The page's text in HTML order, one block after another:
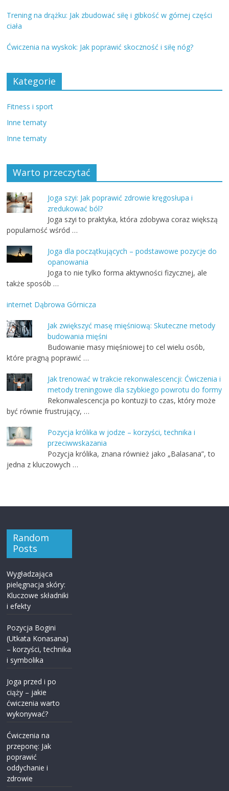
Trening na drążku: Jak zbudować siłę i gibkość w górnej części
ciała
Ćwiczenia na wyskok: Jak poprawić skoczność i siłę nóg?
Kategorie
Fitness i sport
Inne tematy
Inne tematy
Warto przeczytać
Joga szyi: Jak poprawić zdrowie kręgosłupa i
zredukować ból?
Joga szyi to praktyka, która zdobywa coraz większą
popularność wśród …
Joga dla początkujących – podstawowe pozycje do
opanowania
Joga to nie tylko forma aktywności fizycznej, ale
także sposób …
internet Dąbrowa Górnicza
Jak zwiększyć masę mięśniową: Skuteczne metody
budowania mięśni
Budowanie masy mięśniowej to cel wielu osób,
które pragną poprawić …
Jak trenować w trakcie rekonwalescencji: Ćwiczenia i
metody treningowe dla szybkiego powrotu do formy
Rekonwalescencja po kontuzji to czas, który może
być równie frustrujący, …
Pozycja królika w jodze – korzyści, technika i
przeciwwskazania
Pozycja królika, znana również jako „Balasana”, to
jedna z kluczowych …
Random
Posts
Wygładzająca
pielęgnacja skóry:
Kluczowe składniki
i efekty
Pozycja Bogini
(Utkata Konasana)
– korzyści, technika
i symbolika
Joga przed i po
ciąży – jakie
ćwiczenia warto
wykonywać?
Ćwiczenia na
przeponę: Jak
poprawić
oddychanie i
zdrowie